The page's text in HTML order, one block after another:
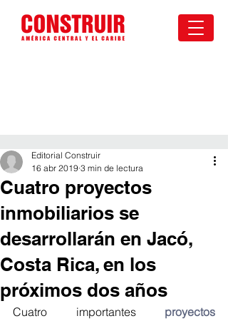
Cuatro proyectos
inmobiliarios se
desarrollarán en Jacó,
Costa Rica, en los
próximos dos años
Editorial Construir
16 abr 2019 3 min de lectura
Cuatro importantes proyectos